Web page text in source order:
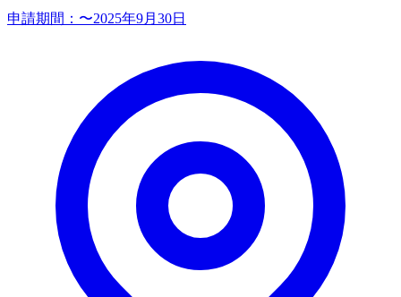
申請期間： 〜2025年9月30日